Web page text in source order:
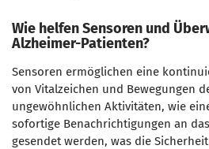
Wie helfen Sensoren und
Alzheimer-Patienten?
Sensoren ermöglichen eine
von Vitalzeichen und Bewegungen
ungewöhnlichen Aktivitäten, wie
sofortige Benachrichtigungen an
gesendet werden, was die